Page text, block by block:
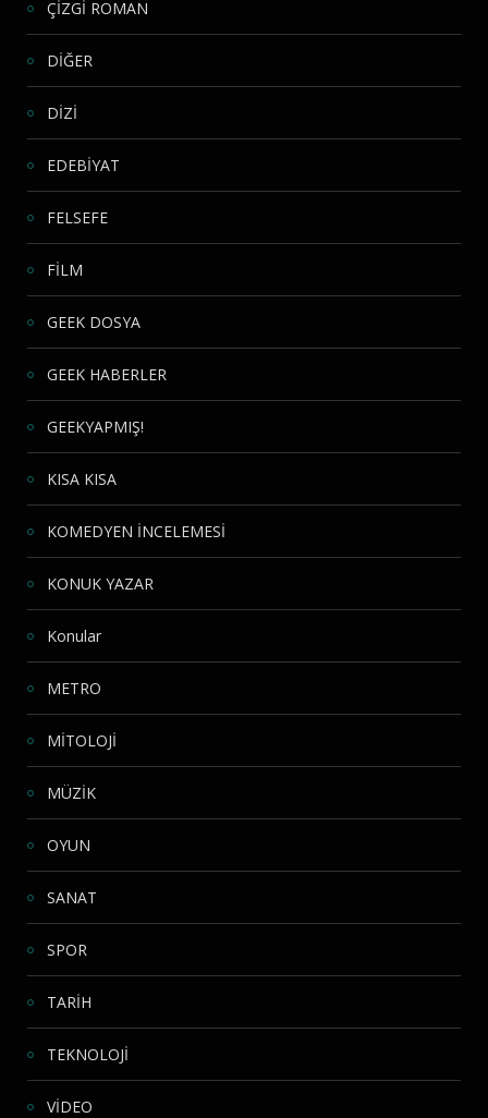
ÇİZGİ ROMAN
DİĞER
DİZİ
EDEBİYAT
FELSEFE
FİLM
GEEK DOSYA
GEEK HABERLER
GEEKYAPMIŞ!
KISA KISA
KOMEDYEN İNCELEMESİ
KONUK YAZAR
Konular
METRO
MİTOLOJİ
MÜZİK
OYUN
SANAT
SPOR
TARİH
TEKNOLOJİ
VİDEO